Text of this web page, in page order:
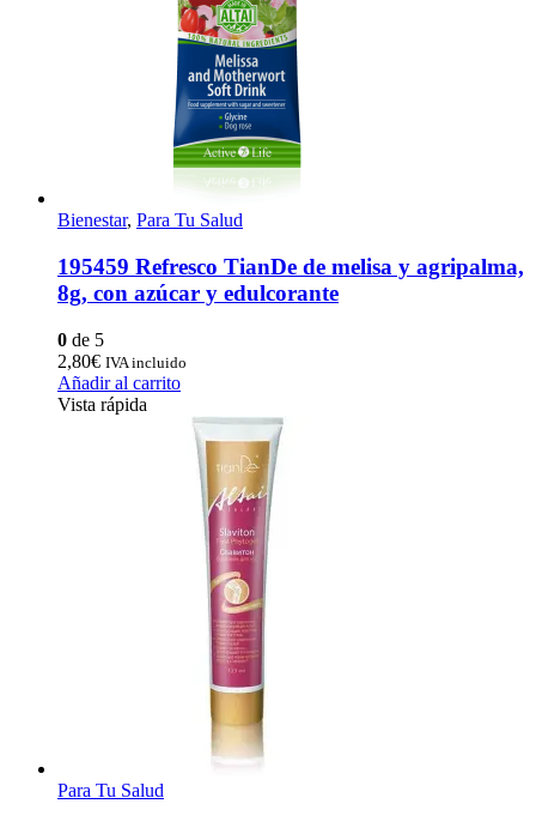
Bienestar, Para Tu Salud
195459 Refresco TianDe de melisa y agripalma,
8g, con azúcar y edulcorante
0 de 5
2,80€ IVA incluido
Añadir al carrito
Vista rápida
Para Tu Salud